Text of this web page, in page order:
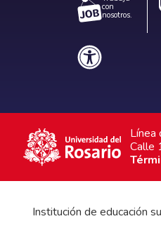
con
nosotros.
Calle
Institución de educación